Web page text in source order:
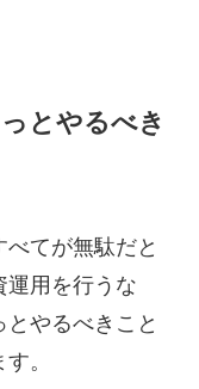
とやるべき
てが無駄だと
運用を行うな
やるべきこと
。